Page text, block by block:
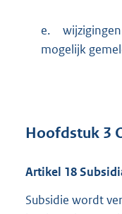
e.
mogelijk
Hoofdstuk 3
Artikel 18
Subsidie wordt